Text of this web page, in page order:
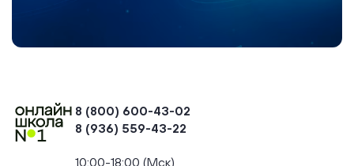
8 (800) 600-43-02
8 (936) 559-43-22
10:00-18:00 (Мск)